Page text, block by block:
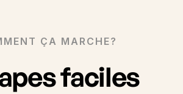
ÇA MARCHE?
faciles